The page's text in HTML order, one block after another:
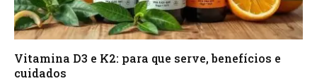
Vitamina D3 e K2: para que serve, benefícios e
cuidados